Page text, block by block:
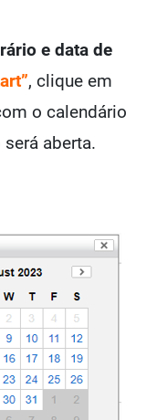
e data de
, clique em
o calendário
aberta.